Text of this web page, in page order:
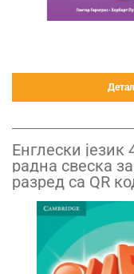
Енглески језик
радна свеска
разред са QR